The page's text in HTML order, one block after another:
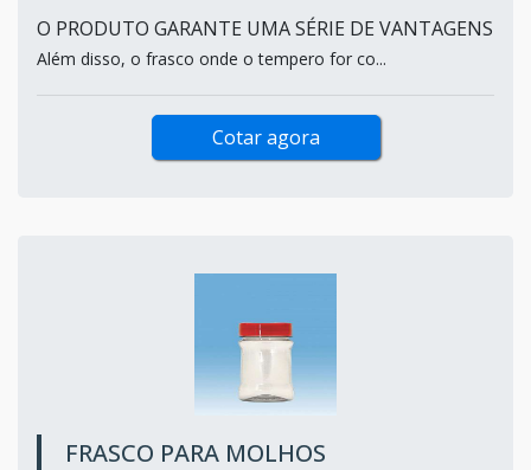
O PRODUTO GARANTE UMA SÉRIE DE VANTAGENS
Além disso, o frasco onde o tempero for co...
Cotar agora
FRASCO PARA MOLHOS